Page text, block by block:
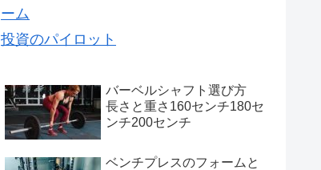
ーム
投資のパイロット
バーベルシャフト選び方
長さと重さ160センチ180セ
ンチ200センチ
ベンチプレスのフォームと